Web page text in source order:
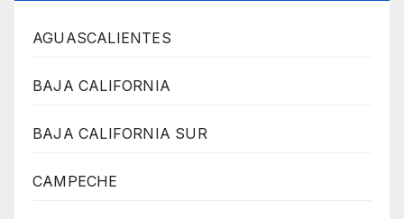
AGUASCALIENTES
BAJA CALIFORNIA
BAJA CALIFORNIA SUR
CAMPECHE